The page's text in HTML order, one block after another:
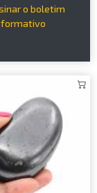
o boletim